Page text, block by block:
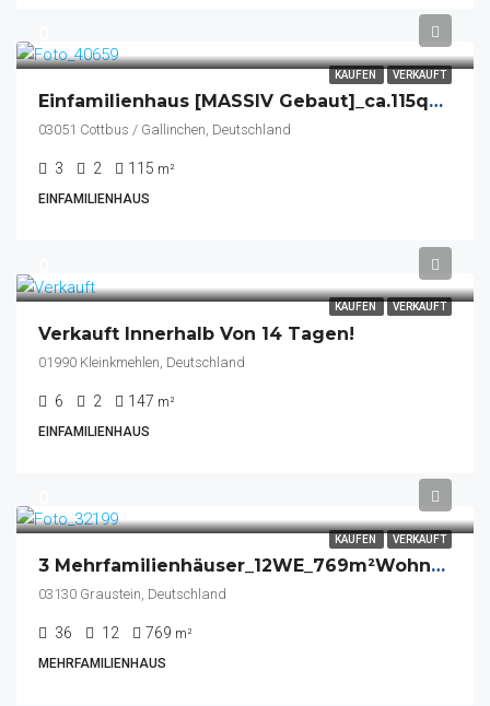
KAUFEN VERKAUFT
Einfamilienhaus [MASSIV Gebaut]_ca.115qm Wohnfl._1250qm Grdstk._Keller_Carport Mit 2x Stellplätzen
03051 Cottbus / Gallinchen, Deutschland
3 2 115 m²
EINFAMILIENHAUS
KAUFEN VERKAUFT
Verkauft Innerhalb Von 14 Tagen!
01990 Kleinkmehlen, Deutschland
6 2 147 m²
EINFAMILIENHAUS
KAUFEN VERKAUFT
3 Mehrfamilienhäuser_12WE_769m²Wohnfl._28.567 M² Grundstück
03130 Graustein, Deutschland
36 12 769 m²
MEHRFAMILIENHAUS